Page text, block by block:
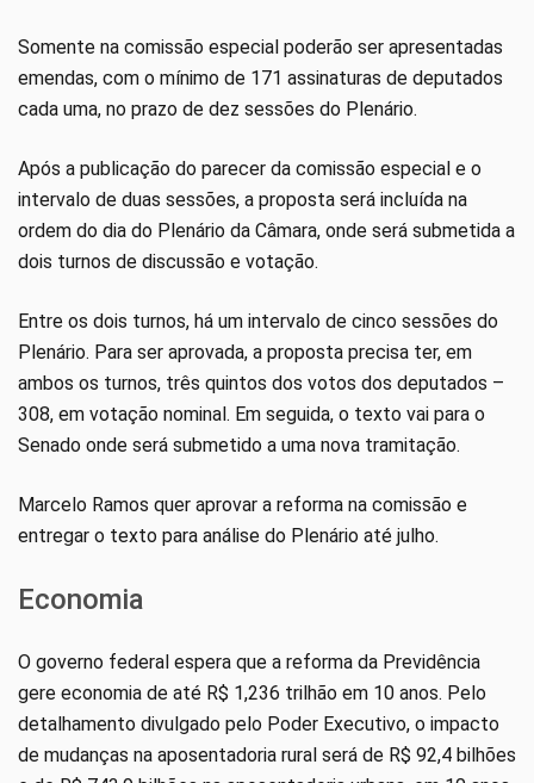
Somente na comissão especial poderão ser apresentadas
emendas, com o mínimo de 171 assinaturas de deputados
cada uma, no prazo de dez sessões do Plenário.
Após a publicação do parecer da comissão especial e o
intervalo de duas sessões, a proposta será incluída na
ordem do dia do Plenário da Câmara, onde será submetida a
dois turnos de discussão e votação.
Entre os dois turnos, há um intervalo de cinco sessões do
Plenário. Para ser aprovada, a proposta precisa ter, em
ambos os turnos, três quintos dos votos dos deputados –
308, em votação nominal. Em seguida, o texto vai para o
Senado onde será submetido a uma nova tramitação.
Marcelo Ramos quer aprovar a reforma na comissão e
entregar o texto para análise do Plenário até julho.
Economia
O governo federal espera que a reforma da Previdência
gere economia de até R$ 1,236 trilhão em 10 anos. Pelo
detalhamento divulgado pelo Poder Executivo, o impacto
de mudanças na aposentadoria rural será de R$ 92,4 bilhões